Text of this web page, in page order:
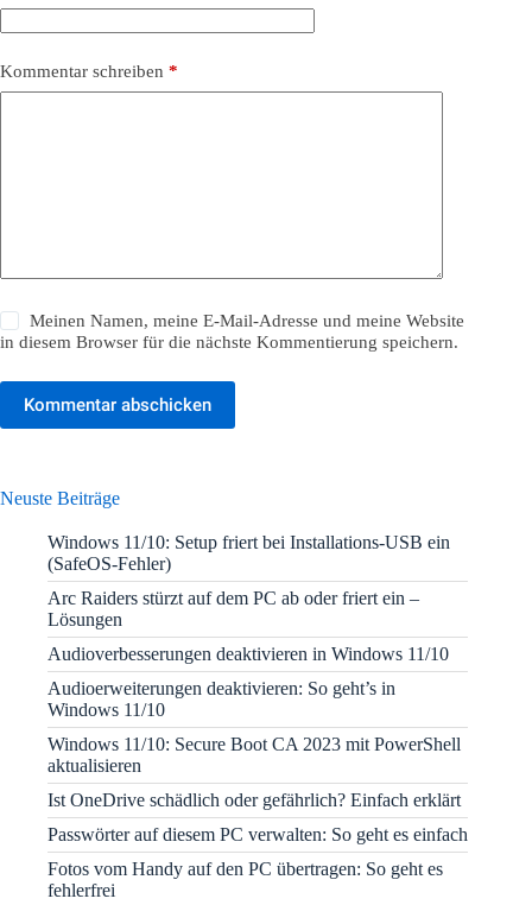
Kommentar schreiben *
Meinen Namen, meine E-Mail-Adresse und meine Website
in diesem Browser für die nächste Kommentierung speichern.
Kommentar abschicken
Neuste Beiträge
Windows 11/10: Setup friert bei Installations-USB ein
(SafeOS-Fehler)
Arc Raiders stürzt auf dem PC ab oder friert ein –
Lösungen
Audioverbesserungen deaktivieren in Windows 11/10
Audioerweiterungen deaktivieren: So geht’s in
Windows 11/10
Windows 11/10: Secure Boot CA 2023 mit PowerShell
aktualisieren
Ist OneDrive schädlich oder gefährlich? Einfach erklärt
Passwörter auf diesem PC verwalten: So geht es einfach
Fotos vom Handy auf den PC übertragen: So geht es
fehlerfrei